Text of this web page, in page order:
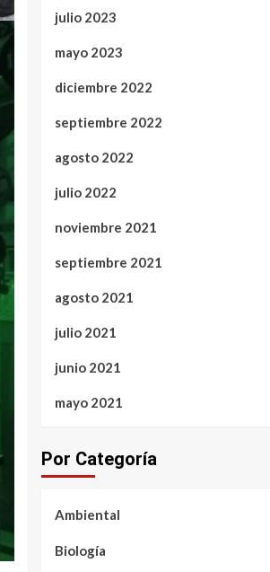
julio 2023
mayo 2023
diciembre 2022
septiembre 2022
agosto 2022
julio 2022
noviembre 2021
septiembre 2021
agosto 2021
julio 2021
junio 2021
mayo 2021
Por Categoría
Ambiental
Biología